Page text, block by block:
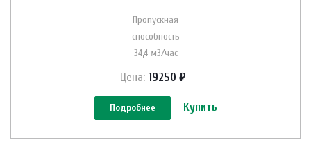
Пропускная
способность
34,4 м3/час
Цена: 19250 ₽
Подробнее Купить